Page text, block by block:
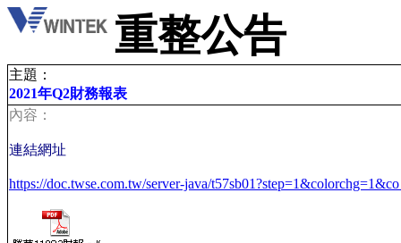
重整公告
主題：
2021年Q2財務報表
內容：
連結網址
https://doc.twse.com.tw/server-java/